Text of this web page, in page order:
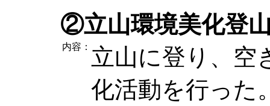
②立山環境美化登
内容： 立山に登り、空
化活動を行った